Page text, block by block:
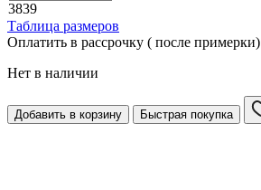
3839
Таблица размеров
Оплатить в рассрочку ( после примерки)
Нет в наличии
Добавить в корзину Быстрая покупка